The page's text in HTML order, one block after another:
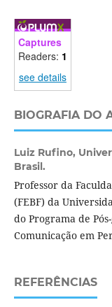
Captures
Readers: 1
see details
BIOGRAFIA DO
Luiz Rufino,
Brasil.
Professor da
(FEBF) da
do Programa de
Comunicação em
REFERÊNCIAS